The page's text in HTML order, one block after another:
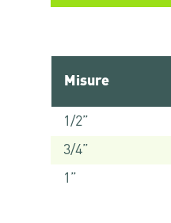
Misure
1/2”
3/4”
1”